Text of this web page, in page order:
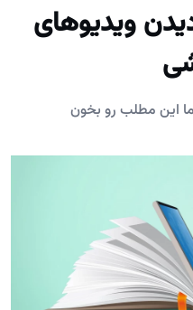
ویدیوهای
این مطلب رو بخون